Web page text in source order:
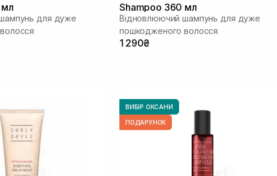
для дуже
Shampoo 360 мл
Відновлюючий шампунь для дуже
пошкодженого волосся
1 290₴
ВИБІР ОКСАНИ
ПОДАРУНОК